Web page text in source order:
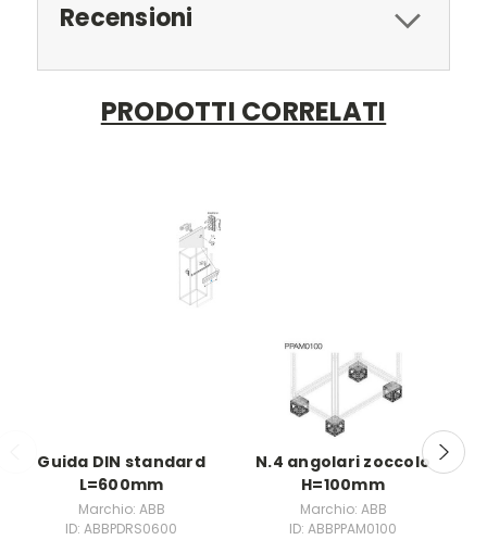
Recensioni
PRODOTTI CORRELATI
Guida DIN standard
L=600mm
Marchio: ABB
ID: ABBPDRS0600
N.4 angolari zoccolo
H=100mm
Marchio: ABB
ID: ABBPPAM0100